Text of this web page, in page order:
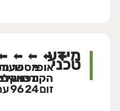
מידע
טכניאופי
הקורס:
זום
מספר
מפגשים:
24
שעות
96ערב